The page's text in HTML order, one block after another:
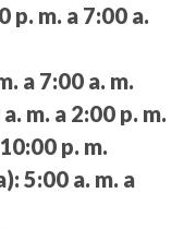
p. m. a 7:00 a.
a 7:00 a. m.
m. a 2:00 p. m.
p. m.
5:00 a. m. a